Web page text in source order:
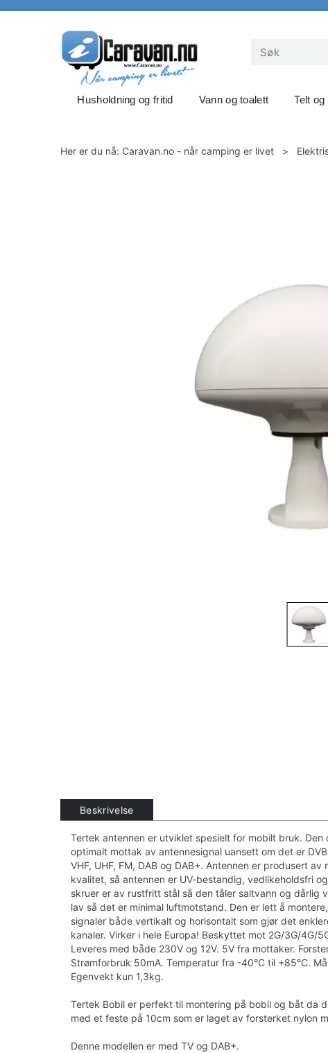
Husholdning og fritid Vann og toalett Telt
Her er du nå: Caravan.no - når camping er livet >
Beskrivelse
Tertek antennen er utviklet spesielt for mobilt bruk.
optimalt mottak av antennesignal uansett om det er
VHF, UHF, FM, DAB og DAB+. Antennen er produsert
kvalitet, så antennen er UV-bestandig, vedlikeholdsfri
skruer er av rustfritt stål så den tåler saltvann og dårlig
lav så det er minimal luftmotstand. Den er lett å
signaler både vertikalt og horisontalt som gjør det
kanaler. Virker i hele Europa! Beskyttet mot 2G/3G/4G/
Leveres med både 230V og 12V. 5V fra mottaker.
Strømforbruk 50mA. Temperatur fra -40°C til +85°C.
Egenvekt kun 1,3kg.
Tertek Bobil er perfekt til montering på bobil og båt da
med et feste på 10cm som er laget av forsterket nylon
Denne modellen er med TV og DAB+.